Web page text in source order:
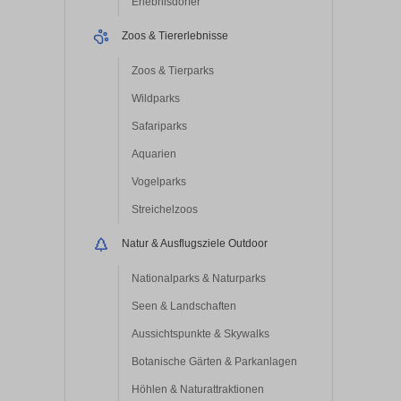
Zoos & Tiererlebnisse
Zoos & Tierparks
Wildparks
Safariparks
Aquarien
Vogelparks
Streichelzoos
Natur & Ausflugsziele Outdoor
Nationalparks & Naturparks
Seen & Landschaften
Aussichtspunkte & Skywalks
Botanische Gärten & Parkanlagen
Höhlen & Naturattraktionen